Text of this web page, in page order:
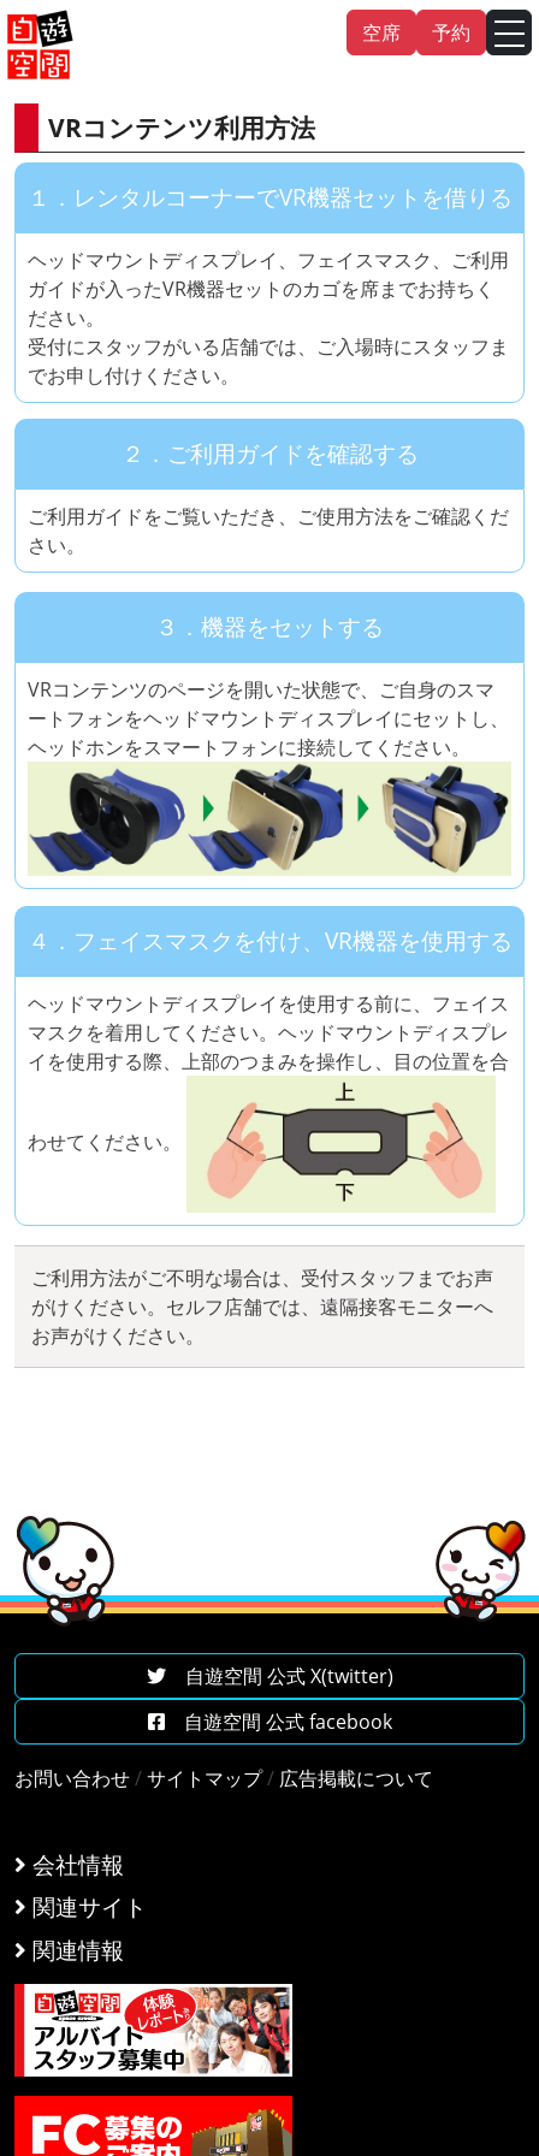
Skip
to
content
空席 予約
VRコンテンツ利用方法
１．レンタルコーナーでVR機器セットを借りる
ヘッドマウントディスプレイ、フェイスマスク、ご利用
ガイドが入ったVR機器セットのカゴを席までお持ちく
ださい。
受付にスタッフがいる店舗では、ご入場時にスタッフま
でお申し付けください。
２．ご利用ガイドを確認する
ご利用ガイドをご覧いただき、ご使用方法をご確認くだ
さい。
３．機器をセットする
VRコンテンツのページを開いた状態で、ご自身のスマ
ートフォンをヘッドマウントディスプレイにセットし、
ヘッドホンをスマートフォンに接続してください。
４．フェイスマスクを付け、VR機器を使用する
ヘッドマウントディスプレイを使用する前に、フェイス
マスクを着用してください。ヘッドマウントディスプレ
イを使用する際、上部のつまみを操作し、目の位置を合
わせてください。
ご利用方法がご不明な場合は、受付スタッフまでお声
がけください。セルフ店舗では、遠隔接客モニターへ
お声がけください。
会社情報
関連サイト
関連情報
自遊空間 公式 X(twitter)
自遊空間 公式 facebook
お問い合わせ/サイトマップ/ 広告掲載について
English 中文（繁體） 中文（简体）
한국어
日本語